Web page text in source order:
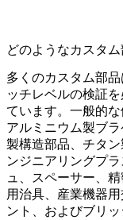
どのようなカスタ
多くのカスタム部
ッチレベルの検証
ています。一般的な
アルミニウム製ブ
製構造部品、チタ
ンジニアリングプ
ュ、スペーサー、
用治具、産業機器
ント、およびブリ